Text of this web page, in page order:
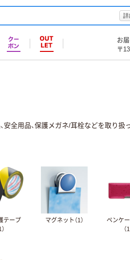
詳
お
〒
安全用品、保護メガネ/耳栓などを取り
テープ
）
マグネット（1）
ペンケー
（